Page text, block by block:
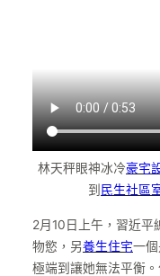
林天秤眼神冰冷豪宅
到 民生社區
2月10日上午，習近平
物慾，另養生住宅一
極端到讓她無法平衡